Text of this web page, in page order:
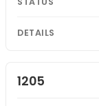
1205